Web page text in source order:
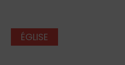
ÉGLISE